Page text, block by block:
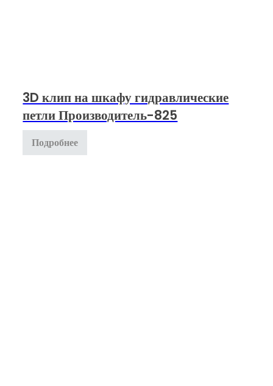
3D клип на шкафу гидравлические
петли Производитель-825
Подробнее